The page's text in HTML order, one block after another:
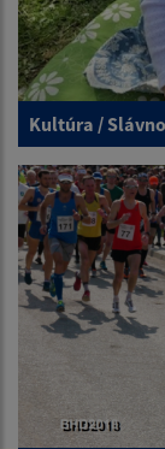
Kultúra /